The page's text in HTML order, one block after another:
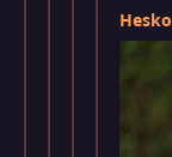
Hesko